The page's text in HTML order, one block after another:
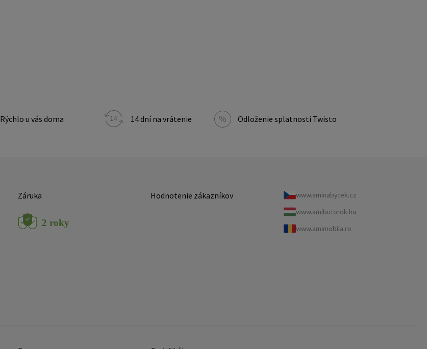
Rýchlo u vás doma 14 dní na vrátenie Odloženie splatnosti Twisto
Záruka Hodnotenie zákazníkov
www.aminabytek.cz
www.amibutorok.hu
www.amimobila.ro